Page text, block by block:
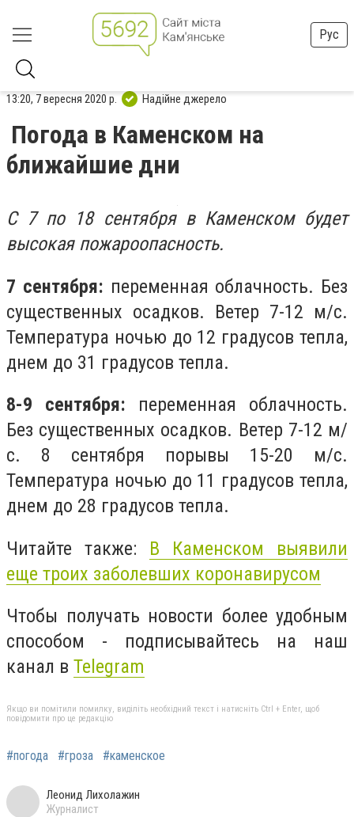
Рус
13:20, 7 вересня 2020 р. Надійне джерело
Погода в Каменском на
ближайшие дни
С 7 по 18 сентября в Каменском будет
высокая пожароопасность.
7 сентября: переменная облачность. Без
существенных осадков. Ветер 7-12 м/с.
Температура ночью до 12 градусов тепла,
днем до 31 градусов тепла.
8-9 сентября: переменная облачность.
Без существенных осадков. Ветер 7-12 м/
с. 8 сентября порывы 15-20 м/с.
Температура ночью до 11 градусов тепла,
днем до 28 градусов тепла.
Читайте также: В Каменском выявили
еще троих заболевших коронавирусом
Чтобы получать новости более удобным
способом - подписывайтесь на наш
канал в Telegram
Якщо ви помітили помилку, виділіть необхідний текст і натисніть Ctrl + Enter, щоб
повідомити про це редакцію
#погода #гроза #каменское
Леонид Лихолажин
Журналист